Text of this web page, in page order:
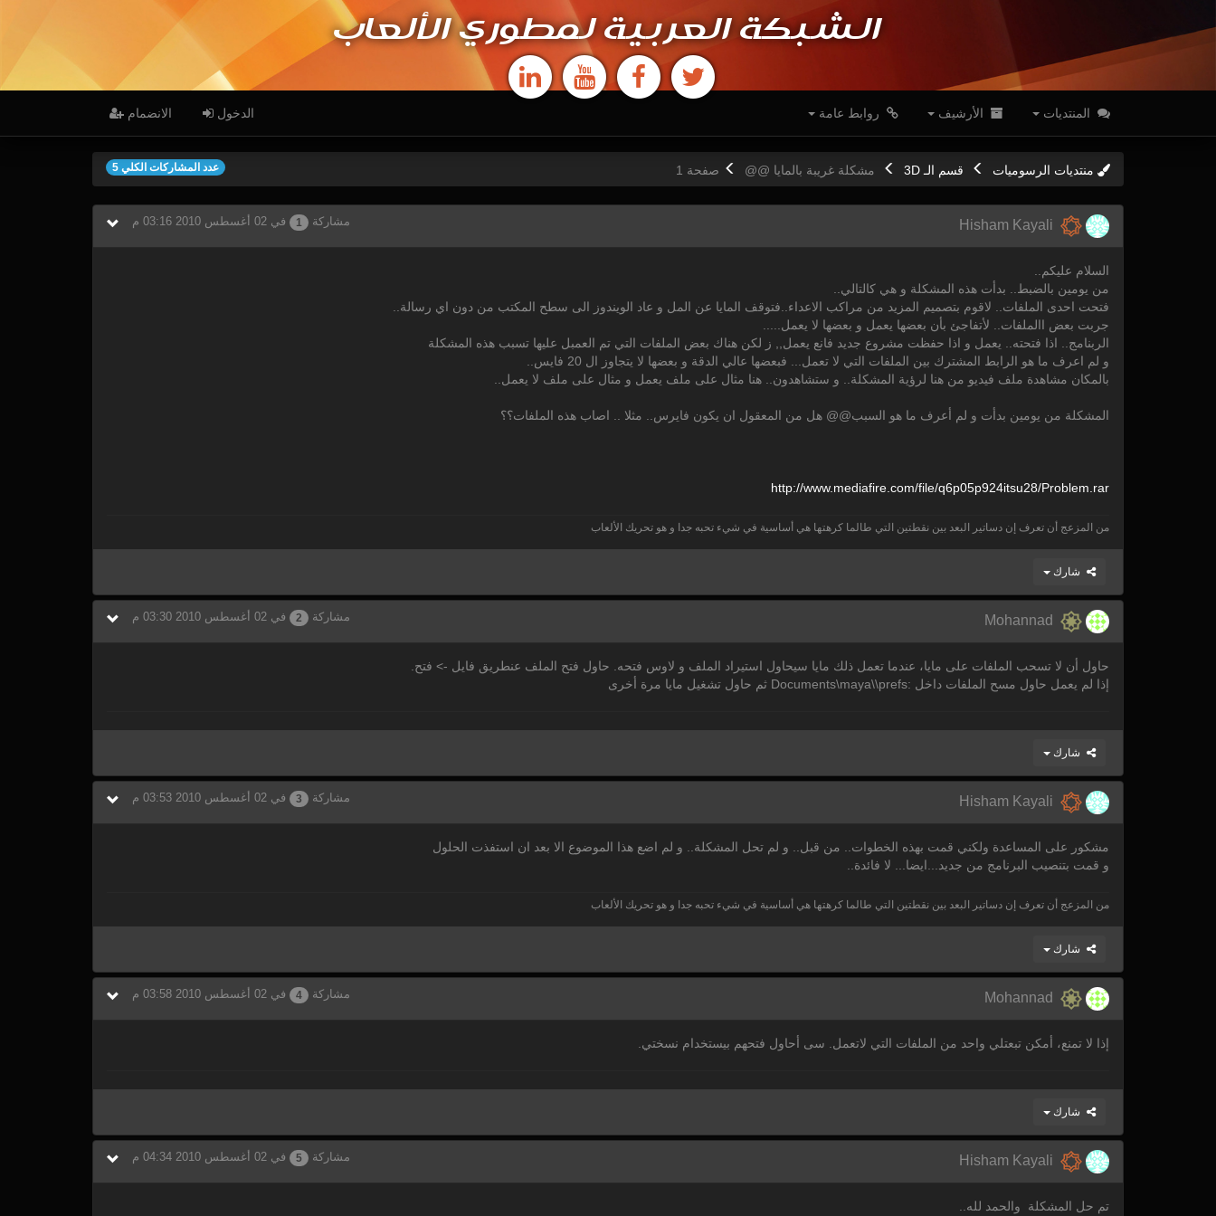
الشبكة العربية لمطوري الألعاب
المنتديات الأرشيف روابط عامة الدخول الانضمام
منتديات الرسوميات قسم الـ 3D مشكلة غريبة بالمايا @@ صفحة عدد المشاركات الكلي 5
مشاركة 1 في 02 أغسطس 2010 03:16 م
السلام عليكم..
من يومين بالضبط.. بدأت هذه المشكلة و هي كالتالي..
فتحت احدى الملفات.. لاقوم بتصميم المزيد من مراكب الاعداء..فتوقف المايا عن المل و عاد الويندوز الى سطح المكتب من دون اي رسالة..
جربت بعض االملفات.. لأتفاجئ بأن بعضها يعمل و بعضها لا يعمل.....
الربنامج.. اذا فتحته.. يعمل و اذا حفظت مشروع جديد فانع يعمل,, ز لكن هناك بعض الملفات التي تم العمبل عليها تسبب هذه المشكلة
و لم اعرف ما هو الرابط المشترك بين الملفات التي لا تعمل... فبعضها عالي الدقة و بعضها لا يتجاوز ال 20 فايس..
بالمكان مشاهدة ملف فيديو من هنا لرؤية المشكلة.. و ستشاهدون.. هنا مثال على ملف يعمل و مثال على ملف لا يعمل..
المشكلة من يومين بدأت و لم أعرف ما هو السبب@@ هل من المعقول ان يكون فايرس.. مثلا .. اصاب هذه الملفات؟؟
http://www.mediafire.com/file/q6p05p924itsu28/Problem.rar
من المزعج أن تعرف إن دساتير البعد بين نقطتين التي طالما كرهتها هي أساسية في شيء تحبه جدا و هو تحريك الألعاب
شارك
مشاركة 2 في 02 أغسطس 2010 03:30 م
حاول أن لا تسحب الملفات على مايا، عندما تعمل ذلك مايا سيحاول استيراد الملف و لاوس فتحه. حاول فتح الملف عنطريق فايل ‎-> فتح.
إذا لم يعمل حاول مسح الملفات داخل :Documents\maya\\prefs ثم حاول تشغيل مايا مرة أخرى
شارك
مشاركة 3 في 02 أغسطس 2010 03:53 م
مشكور على المساعدة ولكني قمت بهذه الخطوات.. من قبل.. و لم تحل المشكلة.. و لم اضع هذا الموضوع الا بعد ان استفذت الحلول
و قمت بتنصيب البرنامج من جديد...ايضا... لا فائدة..
من المزعج أن تعرف إن دساتير البعد بين نقطتين التي طالما كرهتها هي أساسية في شيء تحبه جدا و هو تحريك الألعاب
شارك
مشاركة 4 في 02 أغسطس 2010 03:58 م
إذا لا تمنع، أمكن تبعتلي واحد من الملفات التي لاتعمل. سى أحاول فتحهم بيستخدام نسختي.
شارك
مشاركة 5 في 02 أغسطس 2010 04:34 م
تم حل المشكلة والحمد لله..